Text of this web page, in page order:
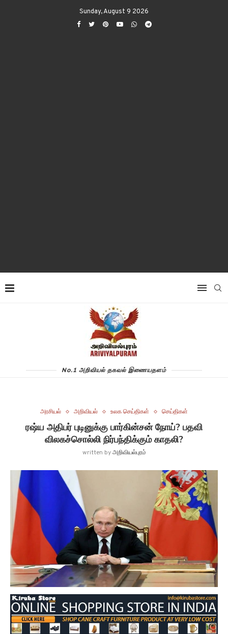
Sunday, August 9 2026
No.1 அறிவியல் தகவல் இணையதளம்
அரசியல் அறிவியல் உலக செய்திகள் செய்திகள்
ரஷ்ய அதிபர் புடினுக்கு பார்கின்சன் நோய்? பதவி
விலகச்சொல்லி நிர்பந்திக்கும் காதலி?
written byஅறிவியல்புரம்